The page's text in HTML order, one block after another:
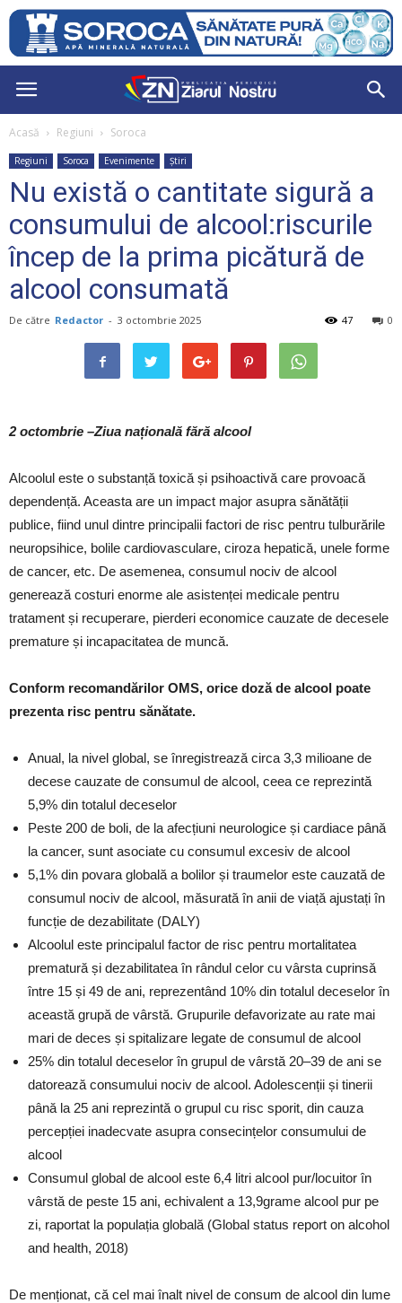
Acasă Regiuni Soroca
Regiuni Soroca Evenimente Știri
Nu există o cantitate sigură a
consumului de alcool:riscurile
încep de la prima picătură de
alcool consumată
De către Redactor - 3 octombrie 2025 0
47
2 octombrie –Ziua națională fără alcool
Alcoolul este o substanță toxică și psihoactivă care provoacă
dependență. Aceasta are un impact major asupra sănătății
publice, fiind unul dintre principalii factori de risc pentru tulburările
neuropsihice, bolile cardiovasculare, ciroza hepatică, unele forme
de cancer, etc. De asemenea, consumul nociv de alcool
generează costuri enorme ale asistenței medicale pentru
tratament și recuperare, pierderi economice cauzate de decesele
premature și incapacitatea de muncă.
Conform recomandărilor OMS, orice doză de alcool poate
prezenta risc pentru sănătate.
Anual, la nivel global, se înregistrează circa 3,3 milioane de
decese cauzate de consumul de alcool, ceea ce reprezintă
5,9% din totalul deceselor
Peste 200 de boli, de la afecțiuni neurologice și cardiace până
la cancer, sunt asociate cu consumul excesiv de alcool
5,1% din povara globală a bolilor și traumelor este cauzată de
consumul nociv de alcool, măsurată în anii de viață ajustați în
funcție de dezabilitate (DALY)
Alcoolul este principalul factor de risc pentru mortalitatea
prematură și dezabilitatea în rândul celor cu vârsta cuprinsă
între 15 și 49 de ani, reprezentând 10% din totalul deceselor în
această grupă de vârstă. Grupurile defavorizate au rate mai
mari de deces și spitalizare legate de consumul de alcool
25% din totalul deceselor în grupul de vârstă 20–39 de ani se
datorează consumului nociv de alcool. Adolescenții și tinerii
până la 25 ani reprezintă o grupul cu risc sporit, din cauza
percepției inadecvate asupra consecințelor consumului de
alcool
Consumul global de alcool este 6,4 litri alcool pur/locuitor în
vârstă de peste 15 ani, echivalent a 13,9grame alcool pur pe
zi, raportat la populația globală (Global status report on alcohol
and health, 2018)
De menționat, că cel mai înalt nivel de consum de alcool din lume